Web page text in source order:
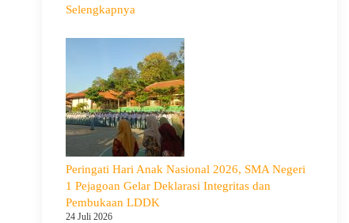
Selengkapnya:
LDDK
SMA
Negeri
1
Pejagoan
Tahun
Ajaran
2026/2027:
Berjalan
Khidmat
Peringati Hari Anak Nasional 2026, SMA Negeri
1 Pejagoan Gelar Deklarasi Integritas dan
Pembukaan LDDK
24 Juli 2026